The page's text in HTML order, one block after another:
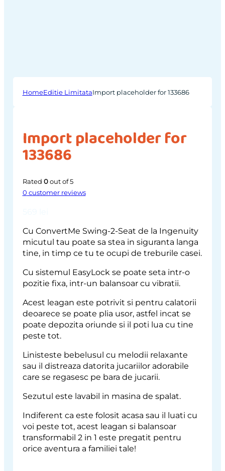
HomeEditie LimitataImport placeholder for 133686
Import placeholder for
133686
Rated 0out of 5
0 customer reviews
Cu ConvertMe Swing-2-Seat de la Ingenuity
micutul tau poate sa stea in siguranta langa
tine, in timp ce tu te ocupi de treburile casei.
Cu sistemul EasyLock se poate seta intr-o
pozitie fixa, intr-un balansoar cu vibratii.
Acest leagan este potrivit si pentru calatorii
deoarece se poate plia usor, astfel incat se
poate depozita oriunde si il poti lua cu tine
peste tot.
Linisteste bebelusul cu melodii relaxante
sau il distreaza datorita jucariilor adorabile
care se regasesc pe bara de jucarii.
Sezutul este lavabil in masina de spalat.
Indiferent ca este folosit acasa sau il luati cu
voi peste tot, acest leagan si balansoar
transformabil 2 in 1 este pregatit pentru
orice aventura a familiei tale!